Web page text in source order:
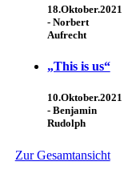
18.Oktober.2021
- Norbert
Aufrecht
„This is us“
10.Oktober.2021
- Benjamin
Rudolph
Zur Gesamtansicht